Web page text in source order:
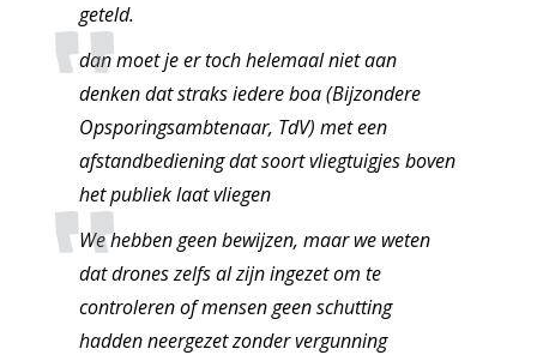
geteld.
dan moet je er toch helemaal niet aan
denken dat straks iedere boa (Bijzondere
Opsporingsambtenaar, TdV) met een
afstandbediening dat soort vliegtuigjes boven
het publiek laat vliegen
We hebben geen bewijzen, maar we weten
dat drones zelfs al zijn ingezet om te
controleren of mensen geen schutting
hadden neergezet zonder vergunning